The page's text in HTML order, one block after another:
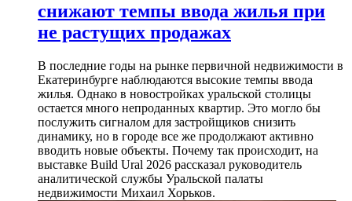
снижают темпы ввода жилья при
не растущих продажах
В последние годы на рынке первичной недвижимости в
Екатеринбурге наблюдаются высокие темпы ввода
жилья. Однако в новостройках уральской столицы
остается много непроданных квартир. Это могло бы
послужить сигналом для застройщиков снизить
динамику, но в городе все же продолжают активно
вводить новые объекты. Почему так происходит, на
выставке Build Ural 2026 рассказал руководитель
аналитической службы Уральской палаты
недвижимости Михаил Хорьков.